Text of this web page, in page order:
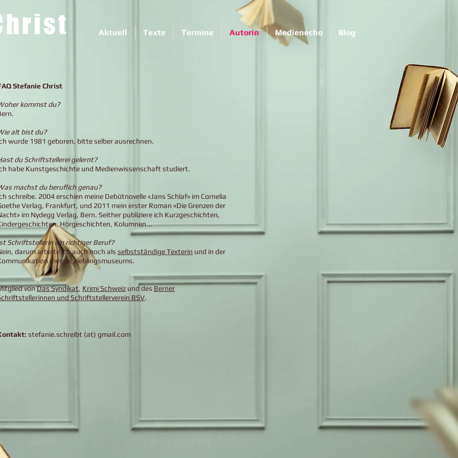
Aktuell Texte Termine Autorin Medienecho Blog
Stefanie Christ
kommst du?
alt bist du?
wurde 1981 geboren, bitte selber ausrechnen.
du Schriftstellerei gelernt?
habe Kunstgeschichte und Medienwissenschaft studiert.
machst du beruflich genau?
schreibe. 2004 erschien meine Debütnovelle «Jans Schlaf» im Cornelia
Verlag, Frankfurt, und 2011 mein erster Roman «Die Grenzen der
im Nydegg Verlag, Bern. Seither publiziere ich Kurzgeschichten,
Hörgeschichten, Kolumnen...
Schriftstellerin ein richtiger Beruf?
darum arbeite ich auch noch als selbstständige Texterin und in der
meines Lieblingsmuseums.
vonDas Syndikat, Krimi Schweiz und desBerner
und Schriftstellerverein BSV.
stefanie.schreibt (at) gmail.com